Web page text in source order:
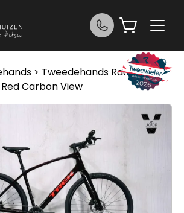
> Tweedehands Race/MTB>
Carbon View